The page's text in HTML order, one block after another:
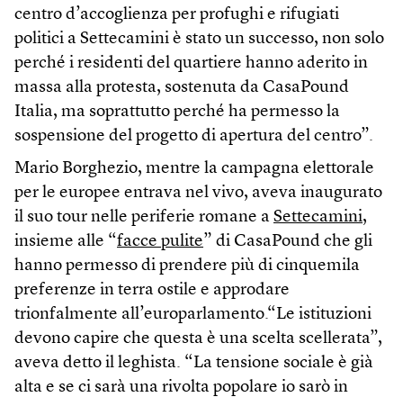
centro d’accoglienza per profughi e rifugiati
politici a Settecamini è stato un successo, non solo
perché i residenti del quartiere hanno aderito in
massa alla protesta, sostenuta da CasaPound
Italia, ma soprattutto perché ha permesso la
sospensione del progetto di apertura del centro”.
Mario Borghezio, mentre la campagna elettorale
per le europee entrava nel vivo, aveva inaugurato
il suo tour nelle periferie romane a Settecamini,
insieme alle “facce pulite” di CasaPound che gli
hanno permesso di prendere più di cinquemila
preferenze in terra ostile e approdare
trionfalmente all’europarlamento.“Le istituzioni
devono capire che questa è una scelta scellerata”,
aveva detto il leghista. “La tensione sociale è già
alta e se ci sarà una rivolta popolare io sarò in